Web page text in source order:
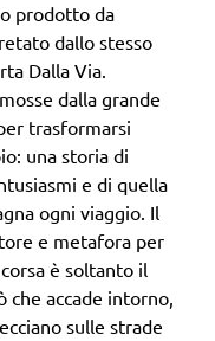
prodotto da
dallo stesso
Dalla Via.
dalla grande
trasformarsi
una storia di
e di quella
ogni viaggio. Il
e metafora per
è soltanto il
che accade intorno,
sulle strade